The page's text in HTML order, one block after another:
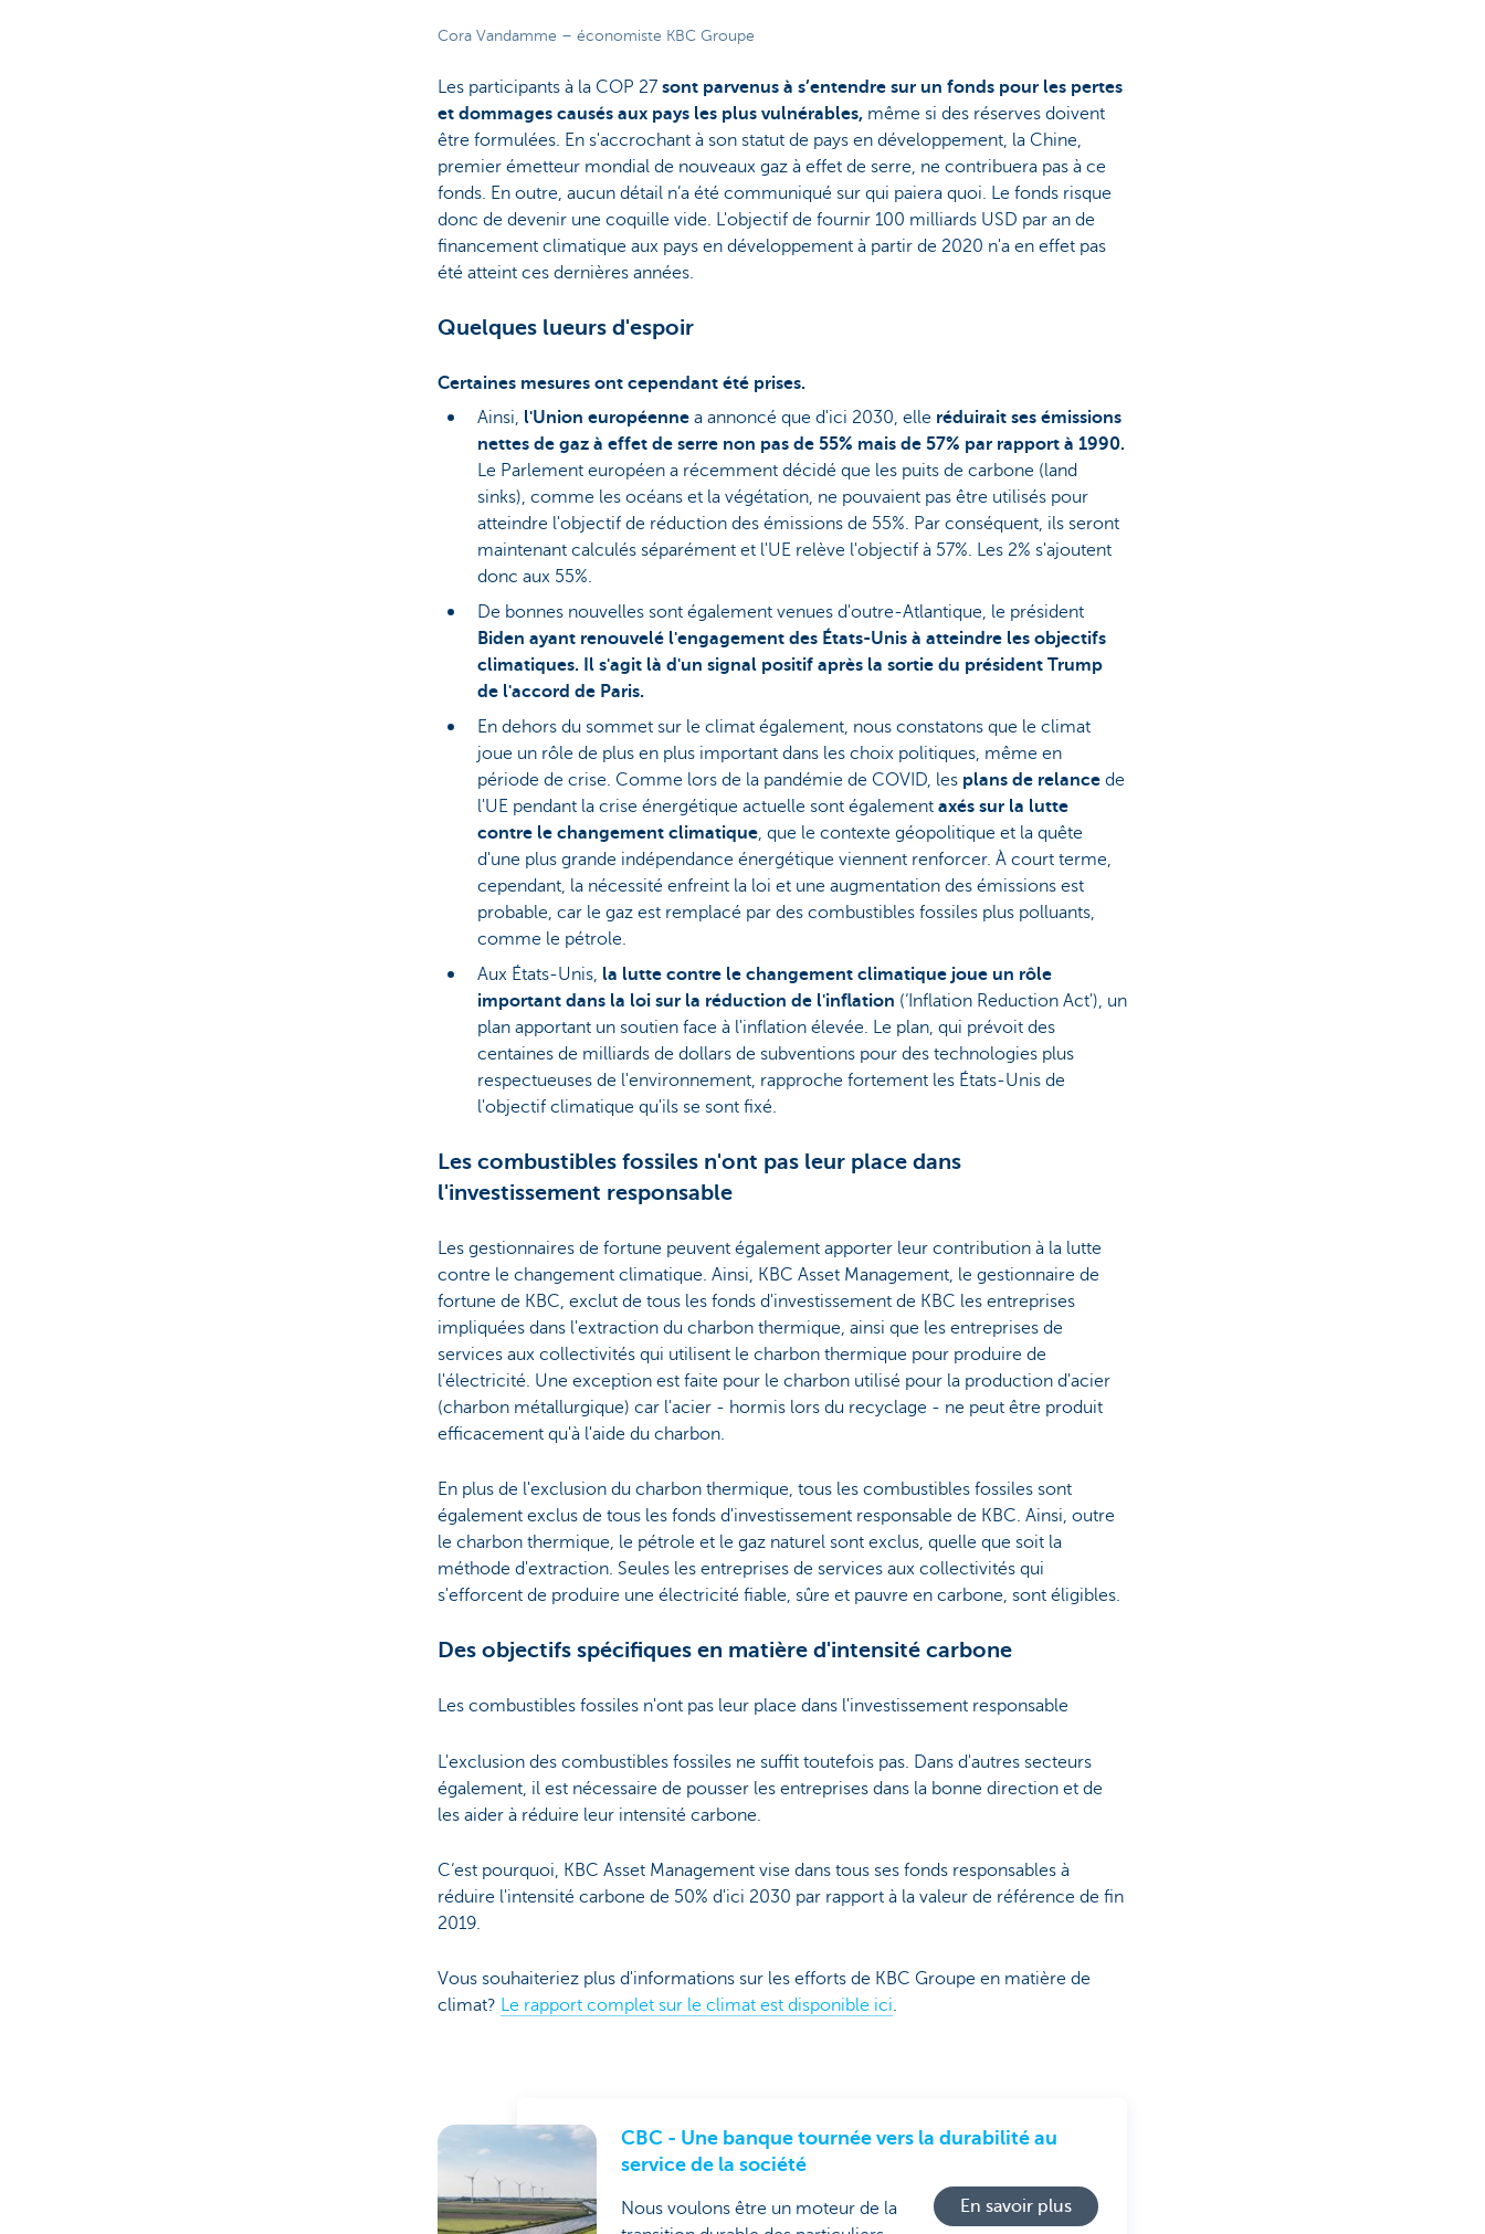
Cora Vandamme – économiste KBC Groupe
Les participants à la COP 27 sont parvenus à s’entendre sur un fonds pour les pertes
et dommages causés aux pays les plus vulnérables,même si des réserves doivent
être formulées. En s'accrochant à son statut de pays en développement, la Chine,
premier émetteur mondial de nouveaux gaz à effet de serre, ne contribuera pas à ce
fonds. En outre, aucun détail n’a été communiqué sur qui paiera quoi. Le fonds risque
donc de devenir une coquille vide. L'objectif de fournir 100 milliards USD par an de
financement climatique aux pays en développement à partir de 2020 n'a en effet pas
été atteint ces dernières années.
Quelques lueurs d'espoir
Certaines mesures ont cependant été prises.
Ainsi, l'Union européenne a annoncé que d'ici 2030, elle réduirait ses émissions
nettes de gaz à effet de serre non pas de 55% mais de 57% par rapport à 1990.
Le Parlement européen a récemment décidé que les puits de carbone (land
sinks), comme les océans et la végétation, ne pouvaient pas être utilisés pour
atteindre l'objectif de réduction des émissions de 55%. Par conséquent, ils seront
maintenant calculés séparément et l'UE relève l'objectif à 57%. Les 2% s'ajoutent
donc aux 55%.
De bonnes nouvelles sont également venues d'outre-Atlantique, le président
Biden ayant renouvelé l'engagement des États-Unis à atteindre les objectifs
climatiques. Il s'agit là d'un signal positif après la sortie du président Trump
de l'accord de Paris.
En dehors du sommet sur le climat également, nous constatons que le climat
joue un rôle de plus en plus important dans les choix politiques, même en
période de crise. Comme lors de la pandémie de COVID, les plans de relance de
l'UE pendant la crise énergétique actuelle sont également axés sur la lutte
contre le changement climatique, que le contexte géopolitique et la quête
d'une plus grande indépendance énergétique viennent renforcer. À court terme,
cependant, la nécessité enfreint la loi et une augmentation des émissions est
probable, car le gaz est remplacé par des combustibles fossiles plus polluants,
comme le pétrole.
Aux États-Unis, la lutte contre le changement climatique joue un rôle
important dans la loi sur la réduction de l'inflation (‘Inflation Reduction Act'), un
plan apportant un soutien face à l'inflation élevée. Le plan, qui prévoit des
centaines de milliards de dollars de subventions pour des technologies plus
respectueuses de l'environnement, rapproche fortement les États-Unis de
l'objectif climatique qu'ils se sont fixé.
Les combustibles fossiles n'ont pas leur place dans
l'investissement responsable
Les gestionnaires de fortune peuvent également apporter leur contribution à la lutte
contre le changement climatique. Ainsi, KBC Asset Management, le gestionnaire de
fortune de KBC, exclut de tous les fonds d'investissement de KBC les entreprises
impliquées dans l'extraction du charbon thermique, ainsi que les entreprises de
services aux collectivités qui utilisent le charbon thermique pour produire de
l'électricité. Une exception est faite pour le charbon utilisé pour la production d'acier
(charbon métallurgique) car l'acier - hormis lors du recyclage - ne peut être produit
efficacement qu'à l'aide du charbon.
En plus de l'exclusion du charbon thermique, tous les combustibles fossiles sont
également exclus de tous les fonds d'investissement responsable de KBC. Ainsi, outre
le charbon thermique, le pétrole et le gaz naturel sont exclus, quelle que soit la
méthode d'extraction. Seules les entreprises de services aux collectivités qui
s'efforcent de produire une électricité fiable, sûre et pauvre en carbone, sont éligibles.
Des objectifs spécifiques en matière d'intensité carbone
Les combustibles fossiles n'ont pas leur place dans l'investissement responsable
L'exclusion des combustibles fossiles ne suffit toutefois pas. Dans d'autres secteurs
également, il est nécessaire de pousser les entreprises dans la bonne direction et de
les aider à réduire leur intensité carbone.
C‘est pourquoi, KBC Asset Management vise dans tous ses fonds responsables à
réduire l'intensité carbone de 50% d'ici 2030 par rapport à la valeur de référence de fin
2019.
Vous souhaiteriez plus d'informations sur les efforts de KBC Groupe en matière de
climat? Le rapport complet sur le climat est disponible ici.
CBC - Une banque tournée vers la durabilité au
service de la société
Nous voulons être un moteur de la
En savoir plus